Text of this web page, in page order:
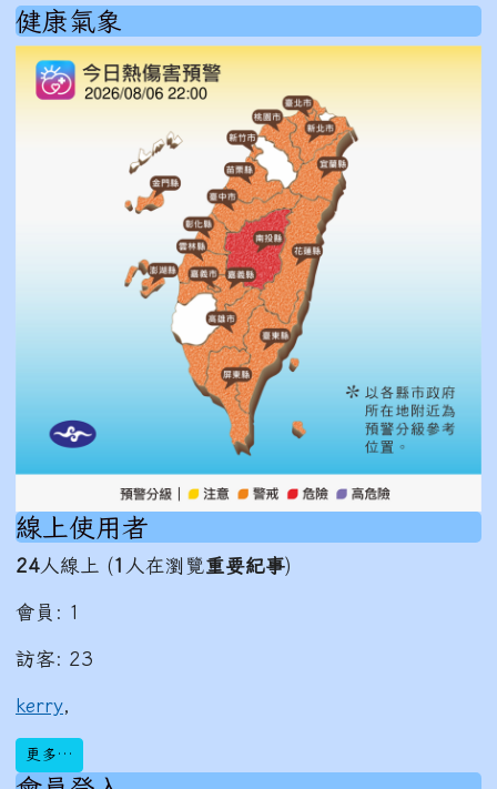
健康氣象
線上使用者
24 人線上 (1 人在瀏覽重要紀事)
會員: 1
訪客: 23
kerry
更多…